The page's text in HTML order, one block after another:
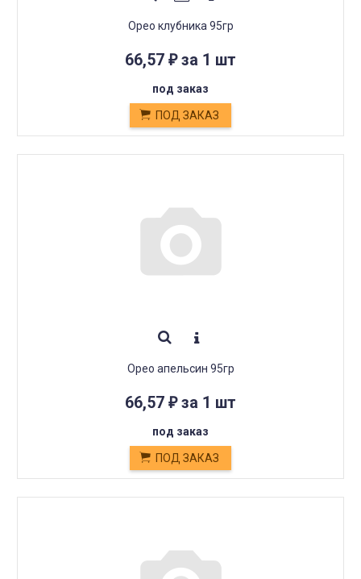
Орео клубника 95гр
66,57 ₽за 1 шт
под заказ
ПОД ЗАКАЗ
Орео апельсин 95гр
66,57 ₽за 1 шт
под заказ
ПОД ЗАКАЗ